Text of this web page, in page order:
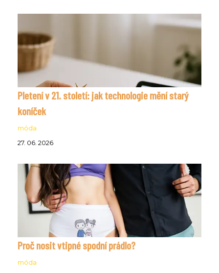
Pletení v 21. století: jak technologie mění starý
koníček
móda
27. 06. 2026
Proč nosit vtipné spodní prádlo?
móda